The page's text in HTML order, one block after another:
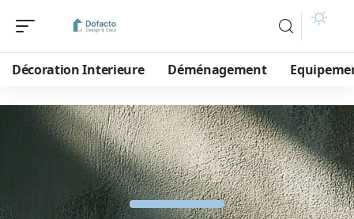
Décoration Interieure Déménagement